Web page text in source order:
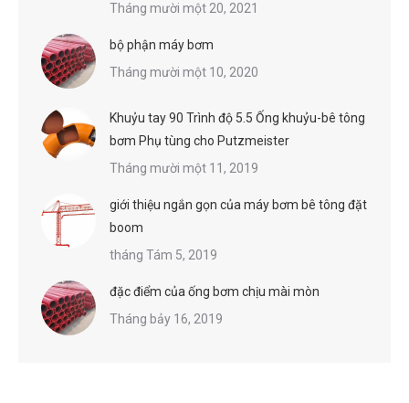
Tháng mười một 20, 2021
bộ phận máy bơm
Tháng mười một 10, 2020
Khuỷu tay 90 Trình độ 5.5 Ống khuỷu-bê tông
bơm Phụ tùng cho Putzmeister
Tháng mười một 11, 2019
giới thiệu ngắn gọn của máy bơm bê tông đặt
boom
tháng Tám 5, 2019
đặc điểm của ống bơm chịu mài mòn
Tháng bảy 16, 2019